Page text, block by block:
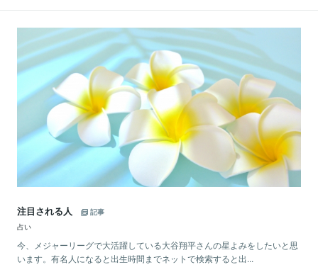
注目される人
記事
占い
今、メジャーリーグで大活躍している大谷翔平さんの星よみをしたいと思
います。有名人になると出生時間までネットで検索すると出...